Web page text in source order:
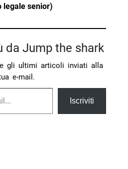
legale senior)
da Jump the shark
gli ultimi articoli inviati alla
e-mail.
Iscriviti